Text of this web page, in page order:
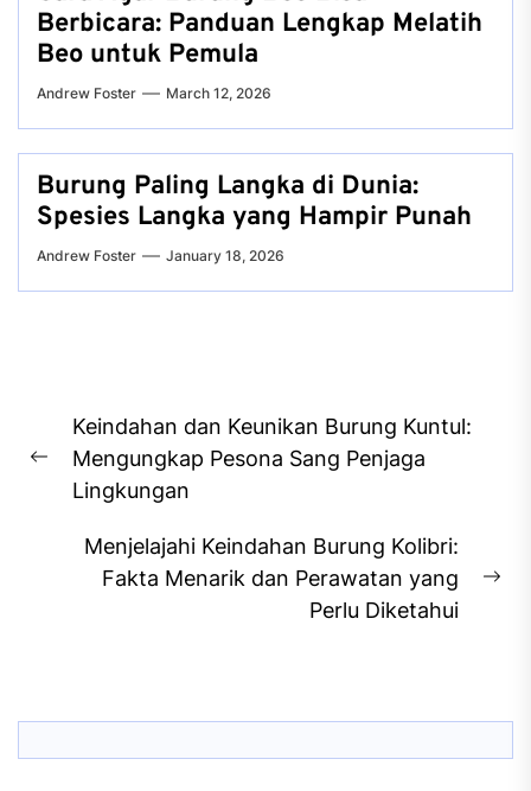
Berbicara: Panduan Lengkap Melatih
Beo untuk Pemula
Andrew Foster March 12, 2026
Burung Paling Langka di Dunia:
Spesies Langka yang Hampir Punah
Andrew Foster January 18, 2026
navigation
Previous
post:
Keindahan dan Keunikan Burung Kuntul:
Mengungkap Pesona Sang Penjaga
Lingkungan
Menjelajahi Keindahan Burung Kolibri:
Fakta Menarik dan Perawatan yang
Perlu Diketahui